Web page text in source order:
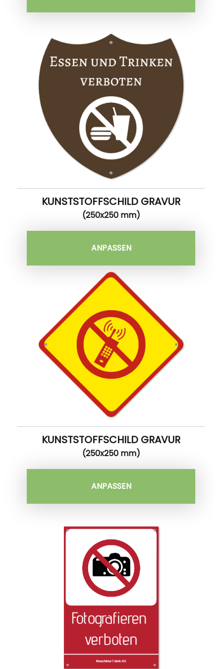
KUNSTSTOFFSCHILD GRAVUR
(250x250 mm)
ANPASSEN
KUNSTSTOFFSCHILD GRAVUR
(250x250 mm)
ANPASSEN